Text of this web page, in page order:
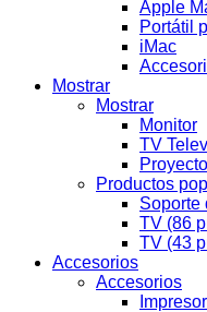
Apple
Portátil
iMac
Mostrar
Mostrar
Monitor
TV
Productos
Soporte
TV (86
TV (43
Accesorios
Accesorios